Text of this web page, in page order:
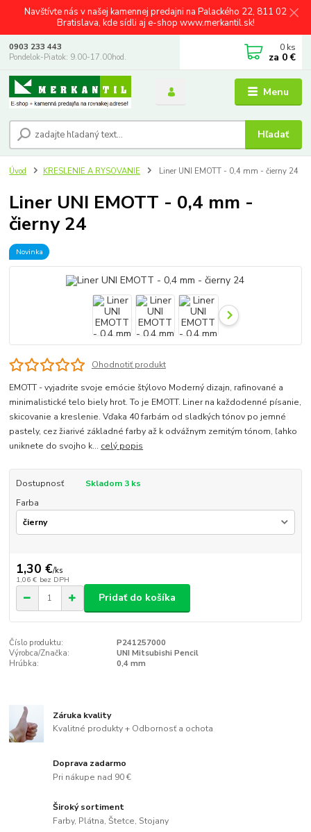
Navštívte nás v našej kamennej predajni na Palackého 22, 811 02
Bratislava, kde sídli aj e-shop www.merkantil.sk!
Menu
Hľadať
0903 233 443
Pondelok-Piatok: 9.00-17.00hod.
0 ks
za 0 €
Úvod KRESLENIE A RYSOVANIE Liner UNI EMOTT - 0,4 mm - čierny 24
Liner UNI EMOTT - 0,4 mm -
čierny 24
Novinka
Ohodnotiť produkt
EMOTT - vyjadrite svoje emócie štýlovo Moderný dizajn, rafinované a
minimalistické telo biely hrot. To je EMOTT. Liner na každodenné písanie,
skicovanie a kreslenie. Vďaka 40 farbám od sladkých tónov po jemné
pastely, cez žiarivé základné farby až k odvážnym zemitým tónom, ľahko
uniknete do svojho k... celý popis
Dostupnosť
Skladom 3 ks
Farba
1,30 €/ks
1,06 € bez DPH
Pridať do košíka
Číslo produktu:
P241257000
Výrobca/Značka:
UNI Mitsubishi Pencil
Hrúbka:
0,4 mm
Záruka kvality
Kvalitné produkty + Odbornosť a ochota
Doprava zadarmo
Pri nákupe nad 90 €
Široký sortiment
Farby, Plátna, Štetce, Stojany